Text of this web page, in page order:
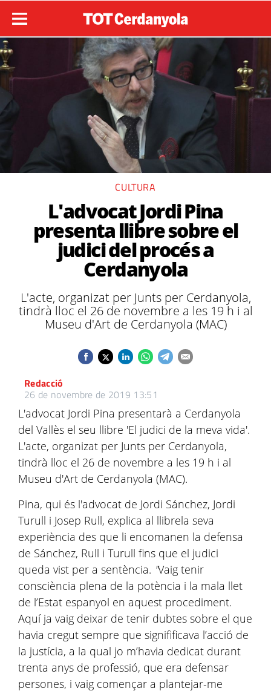
CULTURA
L'advocat Jordi Pina
presenta llibre sobre el
judici del procés a
Cerdanyola
L'acte, organizat per Junts per Cerdanyola,
tindrà lloc el 26 de novembre a les 19 h i al
Museu d'Art de Cerdanyola (MAC)
Redacció
26 de novembre de 2019 13:51
L'advocat Jordi Pina presentarà a Cerdanyola
del Vallès el seu llibre 'El judici de la meva vida'.
L'acte, organizat per Junts per Cerdanyola,
tindrà lloc el 26 de novembre a les 19 h i al
Museu d'Art de Cerdanyola (MAC).
Pina, qui és l'advocat de Jordi Sánchez, Jordi
Turull i Josep Rull, explica al llibrela seva
experiència des que li encomanen la defensa
de Sánchez, Rull i Turull fins que el judici
queda vist per a sentència. "Vaig tenir
consciència plena de la potència i la mala llet
de l’Estat espanyol en aquest procediment.
Aquí ja vaig deixar de tenir dubtes sobre el que
havia cregut sempre que signifificava l’acció de
la justícia, a la qual jo m’havia dedicat durant
trenta anys de professió, que era defensar
persones, i vaig començar a plantejar-me